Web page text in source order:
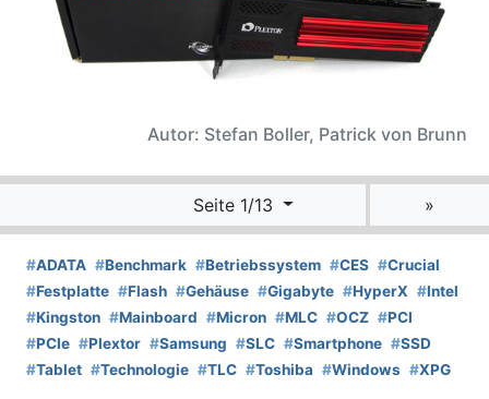
Autor: Stefan Boller, Patrick von Brunn
Seite 1/13 »
#ADATA #Benchmark #Betriebssystem #CES #Crucial
#Festplatte #Flash #Gehäuse #Gigabyte #HyperX #Intel
#Kingston #Mainboard #Micron #MLC #OCZ #PCI
#PCIe #Plextor #Samsung #SLC #Smartphone #SSD
#Tablet #Technologie #TLC #Toshiba #Windows #XPG